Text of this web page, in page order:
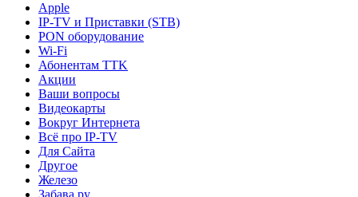
Apple
IP-TV и Приставки (STB)
PON оборудование
Wi-Fi
Абонентам TTK
Акции
Ваши вопросы
Видеокарты
Вокруг Интернета
Всё про IP-TV
Для Сайта
Другое
Железо